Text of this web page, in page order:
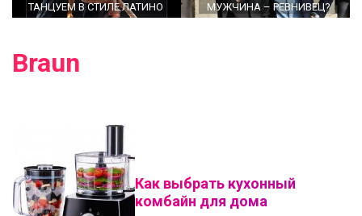
ТАНЦУЕМ В СТИЛЕ ЛАТИНО
МУЖЧИНА – РЕВНИВЕЦ?
Braun
Как выбрать кухонный
комбайн для дома